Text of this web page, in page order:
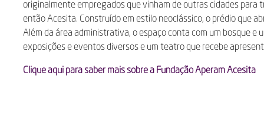
originalmente empregados que vinham de outras cidades para
então Acesita. Construído em estilo neoclássico, o prédio que
Além da área administrativa, o espaço conta com um bosque e
exposições e eventos diversos e um teatro que recebe
Clique aqui para saber mais sobre a Fundação Aperam Acesita